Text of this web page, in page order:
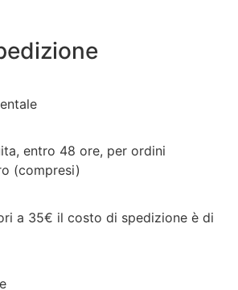
entro 48 ore, per ordini
(compresi)
a 35€ il costo di spedizione è di